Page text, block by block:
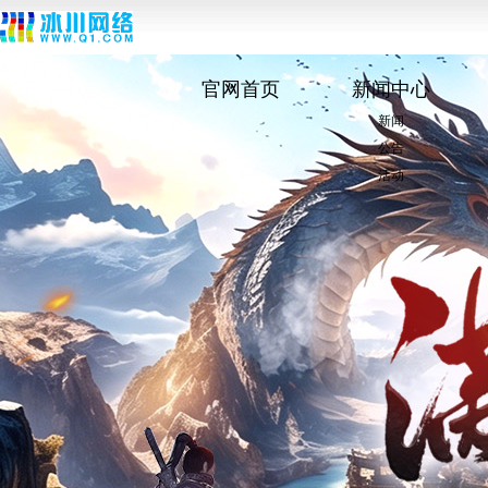
官网首页 新闻中心
新闻
公告
活动